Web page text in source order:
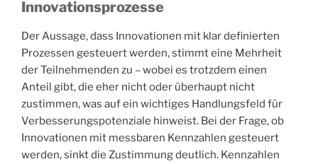
Innovationsprozesse
Der Aussage, dass Innovationen mit klar definierten
Prozessen gesteuert werden, stimmt eine Mehrheit
der Teilnehmenden zu – wobei es trotzdem einen
Anteil gibt, die eher nicht oder überhaupt nicht
zustimmen, was auf ein wichtiges Handlungsfeld für
Verbesserungspotenziale hinweist. Bei der Frage, ob
Innovationen mit messbaren Kennzahlen gesteuert
werden, sinkt die Zustimmung deutlich. Kennzahlen